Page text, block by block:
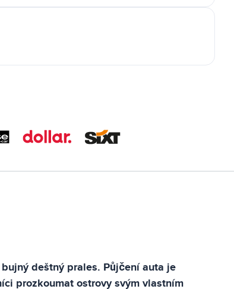
deštný prales. Půjčení auta je
prozkoumat ostrovy svým vlastním